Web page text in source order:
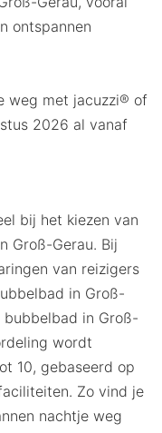
ontspannen
weg met jacuzzi® of
2026 al vanaf
bij het kiezen van
Groß-Gerau. Bij
van reizigers
in Groß-
bubbelbad in Groß-
wordt
10, gebaseerd op
Zo vind je
nachtje weg